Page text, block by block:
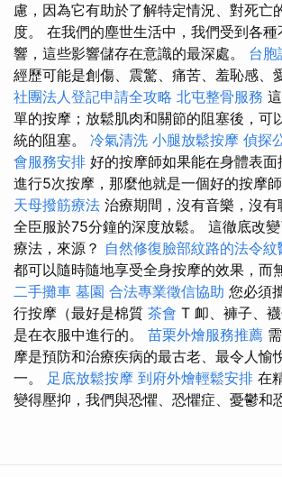
慮，因為它有助於了解特定情況、對死亡
度。 在我們的塵世生活中，我們受到各
響，這些影響儲存在意識的最深處。 台胞
經歷可能是創傷、震驚、痛苦、羞恥感、
社團法人登記申請全攻略 北屯整骨服務
單的按摩；放鬆肌肉和關節的阻塞後，可
統的阻塞。 冷氣清洗 小腿放鬆按摩 偵探
會服務安排 好的按摩師如果能在身體表
進行5次按摩，那麼他就是一個好的按摩師
天母撥筋療法 治療期間，沒有音樂，沒
全臣服於75分鐘的深度放鬆。 這徹底改
療法，來源？ 自然修復臉部紋路的法令紋
都可以隨時隨地享受全身按摩的效果，而
二手攤車 墓園 合法專業徵信協助 您必須
行按摩（最好是棉質 茶會 T 卹、褲子、
是在衣服中進行的。 苗栗外燴服務推薦
摩是預防和治療疾病的最古老、最令人愉
一。 足底放鬆按摩 到府外燴輕鬆安排 在
變得壓抑，我們與恐懼、恐懼症、憂鬱和